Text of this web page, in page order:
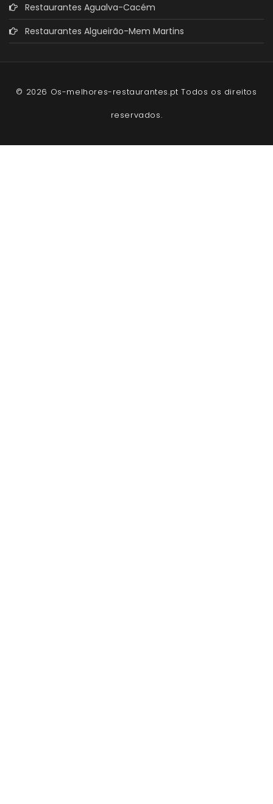
Restaurantes Agualva-Cacém
Restaurantes Algueirão-Mem Martins
© 2026 Os-melhores-restaurantes.pt Todos os direitos
reservados.